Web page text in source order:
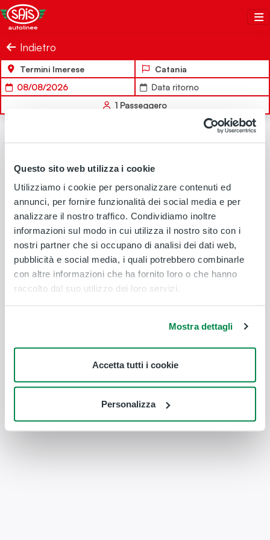
Questo sito web utilizza i cookie
Utilizziamo i cookie per personalizzare contenuti ed
annunci, per fornire funzionalità dei social media e per
analizzare il nostro traffico. Condividiamo inoltre
informazioni sul modo in cui utilizza il nostro sito con i
nostri partner che si occupano di analisi dei dati web,
pubblicità e social media, i quali potrebbero combinarle
con altre informazioni che ha fornito loro o che hanno
raccolto dal suo utilizzo dei loro servizi.
Mostra dettagli
Accetta tutti i cookie
Personalizza
Salta al contenuto
Sais Autolinee
Indietro
Termini Imerese
Catania
08/08/2026
Data ritorno
1 Passeggero
Nessuna soluzione di viaggio disponibile per i criteri di
ricerca selezionati